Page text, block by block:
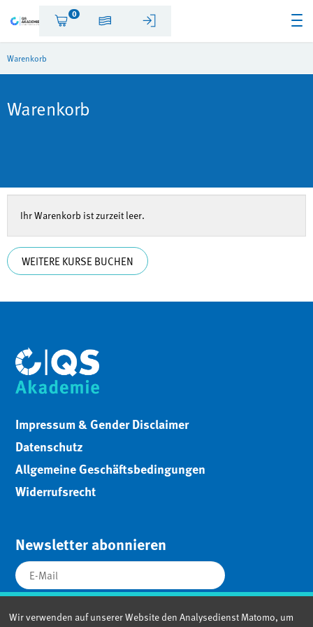
Wir verwenden auf unserer Website den Analysedienst Matomo, um
0
Warenkorb
Warenkorb
Ihr Warenkorb ist zurzeit leer.
WEITERE KURSE BUCHEN
Impressum & Gender Disclaimer
Datenschutz
Allgemeine Geschäftsbedingungen
Widerrufsrecht
Newsletter abonnieren